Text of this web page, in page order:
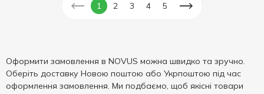
1 2 3 4 5
Оформити замовлення в NOVUS можна швидко та зручно.
Оберіть доставку Новою поштою або Укрпоштою під час
оформлення замовлення. Ми подбаємо, щоб якісні товари